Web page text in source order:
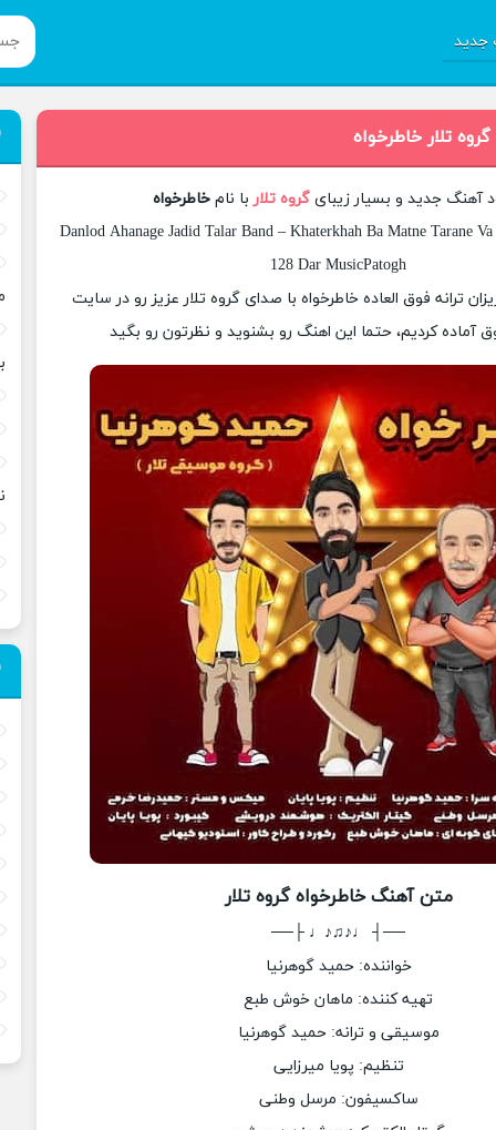
جدید
تلار خاطرخواه
آهنگ جدید و بسیار زیبای گروه تلاربا نام خاطرخواه
Danlod Ahanage Jadid Talar Band – Khaterkhah Ba Matne Tarane
128 Dar MusicPatogh
ترانه فوق العاده خاطرخواه با صدای گروه تلار عزیز رو در سایت
آماده کردیم، حتما این اهنگ رو بشنوید و نظرتون رو بگید
متن آهنگ خاطرخواه گروه تلار
──┤ ♩♪♫♪♩ ├──
خواننده: حمید گوهرنیا
تهیه کننده: ماهان خوش طبع
موسیقی و ترانه: حمید گوهرنیا
تنظیم: پویا میرزایی
ساکسیفون: مرسل وطنی